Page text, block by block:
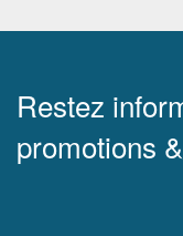
Restez
promotions